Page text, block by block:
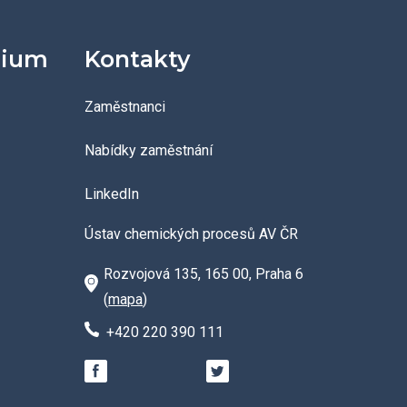
Kontakty
Zaměstnanci
Nabídky zaměstnání
LinkedIn
Ústav chemických procesů AV ČR
Rozvojová 135, 165 00, Praha 6
(mapa)
+420 220 390 111